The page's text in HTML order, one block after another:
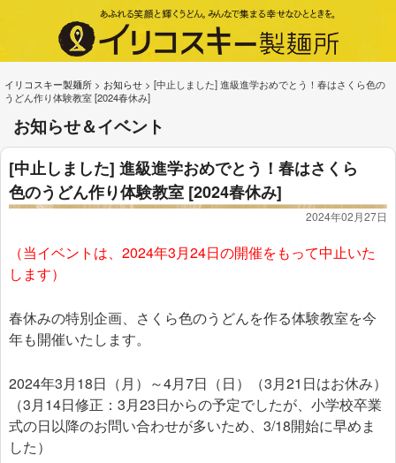
イリコスキー製麺所 > お知らせ > [中止しました] 進級進学おめでとう！春はさくら色の
うどん作り体験教室 [2024春休み]
お知らせ＆イベント
[中止しました] 進級進学おめでとう！春はさくら
色のうどん作り体験教室 [2024春休み]
2024年02月27日
（当イベントは、2024年3月24日の開催をもって中止いた
します）
春休みの特別企画、さくら色のうどんを作る体験教室を今
年も開催いたします。
2024年3月18日（月）～4月7日（日）（3月21日はお休み）
（3月14日修正：3月23日からの予定でしたが、小学校卒業
式の日以降のお問い合わせが多いため、3/18開始に早めま
した）